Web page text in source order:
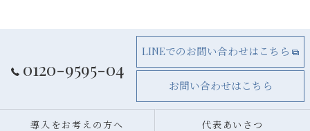
0120-9595-04
LINEでのお問い合わせはこちら
お問い合わせはこちら
導入をお考えの方へ 代表あいさつ